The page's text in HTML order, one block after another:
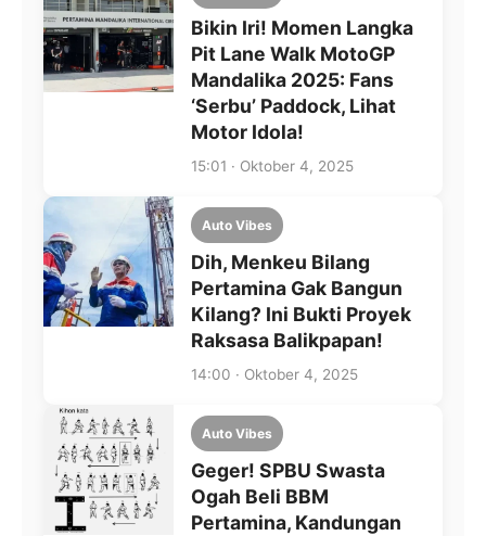
Bikin Iri! Momen Langka
Pit Lane Walk MotoGP
Mandalika 2025: Fans
‘Serbu’ Paddock, Lihat
Motor Idola!
15:01 · Oktober 4, 2025
Auto Vibes
Dih, Menkeu Bilang
Pertamina Gak Bangun
Kilang? Ini Bukti Proyek
Raksasa Balikpapan!
14:00 · Oktober 4, 2025
Auto Vibes
Geger! SPBU Swasta
Ogah Beli BBM
Pertamina, Kandungan